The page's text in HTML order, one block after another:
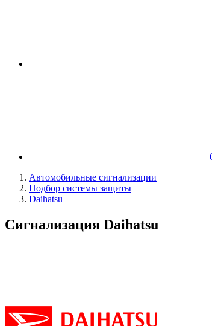
Автомобильные сигнализации
Подбор системы защиты
Daihatsu
Сигнализация Daihatsu